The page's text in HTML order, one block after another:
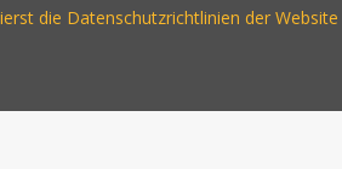
die Datenschutzrichtlinien der Website